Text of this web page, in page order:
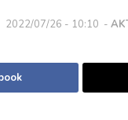
2022/07/26 - 10:10 -